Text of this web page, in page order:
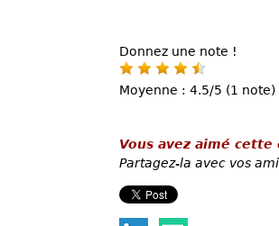
Donnez une note !
Moyenne : 4.5/5 (1 note)
Vous avez aimé cette
Partagez-la avec vos